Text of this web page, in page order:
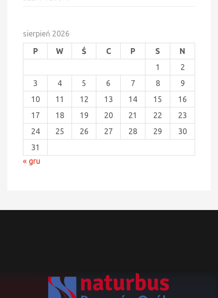
sierpień 2026
P
W Ś C P S
N
1
2
3
4 5 6 7 8
9
10
11 12 13 14 15
16
17
18 19 20 21 22
23
24
25 26 27 28 29
30
31
« gru